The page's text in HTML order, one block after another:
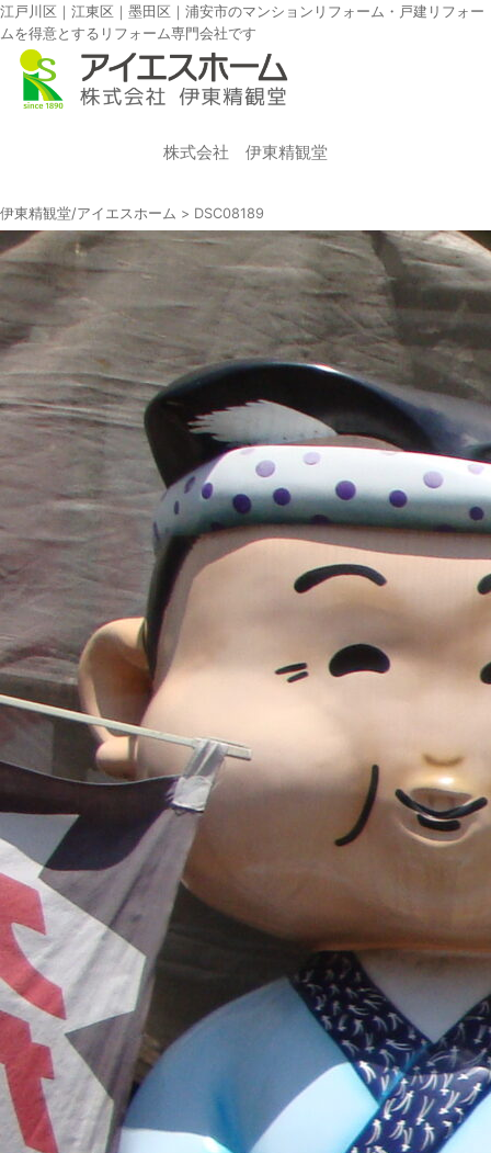
江戸川区｜江東区｜墨田区｜浦安市のマンションリフォーム・戸建リフォー
ムを得意とするリフォーム専門会社です
株式会社 伊東精観堂
伊東精観堂/アイエスホーム > DSC08189